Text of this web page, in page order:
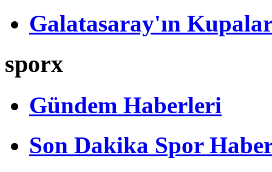
Galatasaray'ın
sporx
Gündem Haberleri
Son Dakika Spor